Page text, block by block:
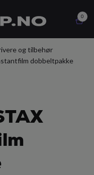
0
og tilbehør
dobbeltpakke